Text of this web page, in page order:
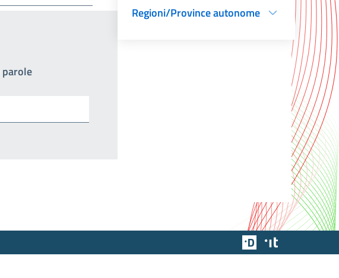
parole
Regioni/Province autonome
Team Digitale